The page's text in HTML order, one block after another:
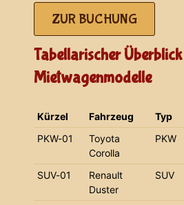
ZUR BUCHUNG
Tabellarischer
Mietwagenmodelle
Kürzel Fahrzeug Typ
PKW-01
Toyota
Corolla
PKW
SUV-01
Renault
Duster
SUV